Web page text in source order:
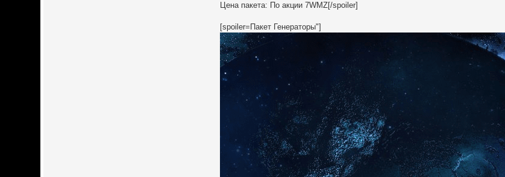
Цена пакета: По акции 7WMZ[/spoiler]
[spoiler=Пакет Генераторы"]